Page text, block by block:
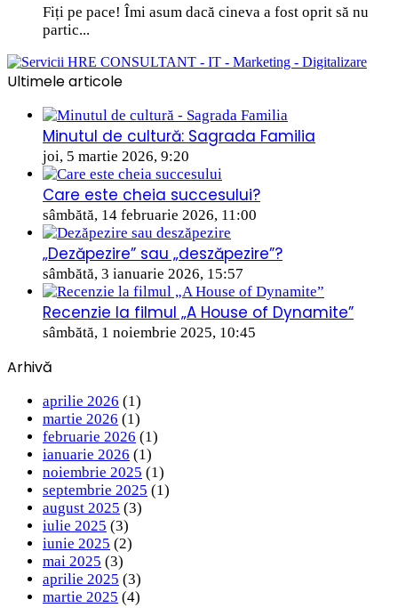
Fiți pe pace! Îmi asum dacă cineva a fost oprit să nu
partic...
Ultimele articole
Minutul de cultură: Sagrada Familia
joi, 5 martie 2026, 9:20
Care este cheia succesului?
sâmbătă, 14 februarie 2026, 11:00
„Dezăpezire” sau „deszăpezire”?
sâmbătă, 3 ianuarie 2026, 15:57
Recenzie la filmul „A House of Dynamite”
sâmbătă, 1 noiembrie 2025, 10:45
Arhivă
aprilie 2026 (1)
martie 2026 (1)
februarie 2026 (1)
ianuarie 2026 (1)
noiembrie 2025 (1)
septembrie 2025 (1)
august 2025 (3)
iulie 2025 (3)
iunie 2025 (2)
mai 2025 (3)
aprilie 2025 (3)
martie 2025 (4)